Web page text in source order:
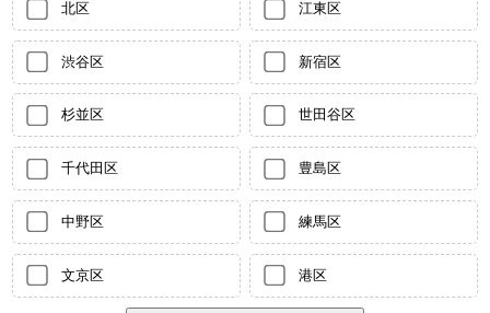
北区 江東区
渋谷区 新宿区
杉並区 世田谷区
千代田区 豊島区
中野区 練馬区
文京区 港区